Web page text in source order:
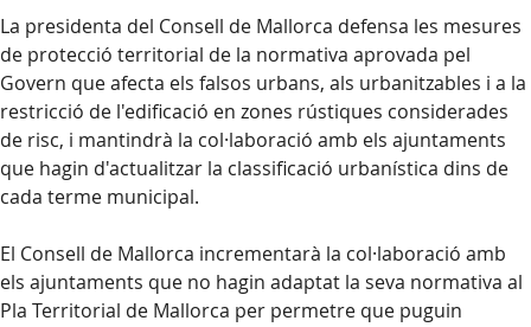
La presidenta del Consell de Mallorca defensa les mesures
de protecció territorial de la normativa aprovada pel
Govern que afecta els falsos urbans, als urbanitzables i a la
restricció de l'edificació en zones rústiques considerades
de risc, i mantindrà la col·laboració amb els ajuntaments
que hagin d'actualitzar la classificació urbanística dins de
cada terme municipal.
El Consell de Mallorca incrementarà la col·laboració amb
els ajuntaments que no hagin adaptat la seva normativa al
Pla Territorial de Mallorca per permetre que puguin